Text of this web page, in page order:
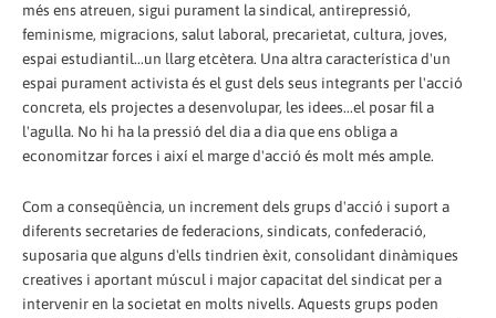
més ens atreuen, sigui purament la sindical, antirepressió,
feminisme, migracions, salut laboral, precarietat, cultura, joves,
espai estudiantil...un llarg etcètera. Una altra característica d'un
espai purament activista és el gust dels seus integrants per l'acció
concreta, els projectes a desenvolupar, les idees...el posar fil a
l'agulla. No hi ha la pressió del dia a dia que ens obliga a
economitzar forces i així el marge d'acció és molt més ample.
Com a conseqüència, un increment dels grups d'acció i suport a
diferents secretaries de federacions, sindicats, confederació,
suposaria que alguns d'ells tindrien èxit, consolidant dinàmiques
creatives i aportant múscul i major capacitat del sindicat per a
intervenir en la societat en molts nivells. Aquests grups poden